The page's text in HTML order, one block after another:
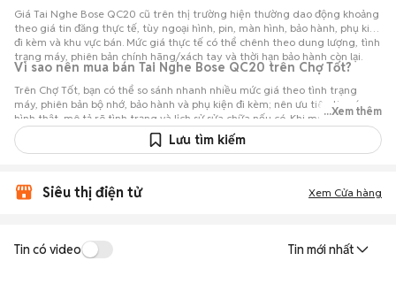
Giá Tai Nghe Bose QC20 cũ trên thị trường hiện thường dao động khoảng
theo giá tin đăng thực tế, tùy ngoại hình, pin, màn hình, bảo hành, phụ kiện
đi kèm và khu vực bán. Mức giá thực tế có thể chênh theo dung lượng, tình
trạng máy, phiên bản chính hãng/xách tay và thời hạn bảo hành còn lại.
Vì sao nên mua bán Tai Nghe Bose QC20 trên Chợ Tốt?
Trên Chợ Tốt, bạn có thể so sánh nhanh nhiều mức giá theo tình trạng
máy, phiên bản bộ nhớ, bảo hành và phụ kiện đi kèm; nên ưu tiên tin có
hình thật, mô tả rõ tình trạng và lịch sử sửa chữa nếu có. Khi mua Tai Nghe
Bose QC20 cũ, bạn nên trao đổi rõ với người bán, hẹn kiểm tra trực tiếp
nếu có thể và đối chiếu giá với các tin đăng tương tự trước khi chốt.
...Xem thêm
Lưu tìm kiếm
Siêu thị điện tử Xem Cửa hàng
Tin có video Tin mới nhất